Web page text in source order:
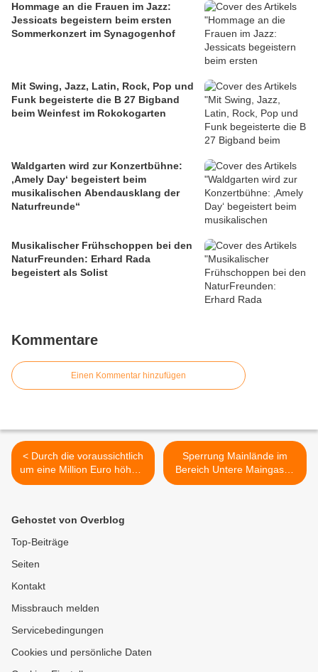
Hommage an die Frauen im Jazz:
Jessicats begeistern beim ersten
Sommerkonzert im Synagogenhof
Mit Swing, Jazz, Latin, Rock, Pop und
Funk begeisterte die B 27 Bigband
beim Weinfest im Rokokogarten
Waldgarten wird zur Konzertbühne:
‚Amely Day‘ begeistert beim
musikalischen Abendausklang der
Naturfreunde“
Musikalischer Frühschoppen bei den
NaturFreunden: Erhard Rada
begeistert als Solist
Kommentare
Einen Kommentar hinzufügen
< Durch die voraussichtlich
um eine Million Euro höhere
Kreisumlage (bei
Gemeinderat gerade noch
einen ausgeglichenen
Haushalt für 2025
Sperrung Mainlände im
Bereich Untere Maingasse
am Montag, 17. März
Gehostet von Overblog
Top-Beiträge
Seiten
Kontakt
Missbrauch melden
Servicebedingungen
Cookies und persönliche Daten